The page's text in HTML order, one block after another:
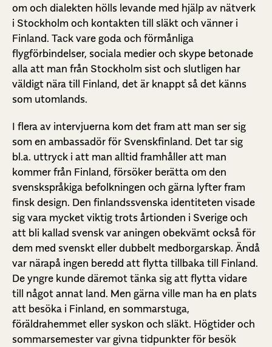
om och dialekten hölls levande med hjälp av nätverk
i Stockholm och kontakten till släkt och vänner i
Finland. Tack vare goda och förmånliga
flygförbindelser, sociala medier och skype betonade
alla att man från Stockholm sist och slutligen har
väldigt nära till Finland, det är knappt så det känns
som utomlands.
I flera av intervjuerna kom det fram att man ser sig
som en ambassadör för Svenskfinland. Det tar sig
bl.a. uttryck i att man alltid framhåller att man
kommer från Finland, försöker berätta om den
svenskspråkiga befolkningen och gärna lyfter fram
finsk design. Den finlandssvenska identiteten visade
sig vara mycket viktig trots årtionden i Sverige och
att bli kallad svensk var aningen obekvämt också för
dem med svenskt eller dubbelt medborgarskap. Ändå
var närapå ingen beredd att flytta tillbaka till Finland.
De yngre kunde däremot tänka sig att flytta vidare
till något annat land. Men gärna ville man ha en plats
att besöka i Finland, en sommarstuga,
föräldrahemmet eller syskon och släkt. Högtider och
sommarsemester var givna tidpunkter för besök